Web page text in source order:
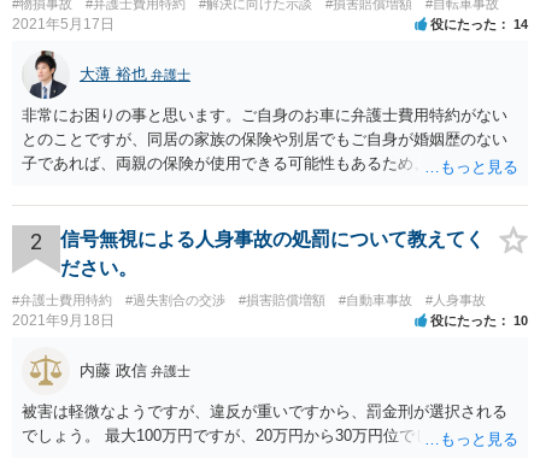
#物損事故 #弁護士費用特約 #解決に向けた示談 #損害賠償増額 #自転車事故
2021年5月17日 役にたった 14
大薄 裕也 弁護士
非常にお困りの事と思います。ご自身のお車に弁護士費用特約がない
とのことですが、同居の家族の保険や別居でもご自身が婚姻歴のない
子であれば、両親の保険が使用できる可能性もあるため、まだ確認し
特約がない場合の対応についてですが、まずは民事調停という手続き
を利用することも手かと思います。訴訟の手続きよりも話し合いを重
視したものであり、書類を作る作業も頻繁には要求されないため、ご
質問者様の状況を踏まえるとおすすめできる手続きかと考えます。具
体的な利用方法に関しては、管轄の裁判所に問い合わせいただければ
教えてもらえると思います（https://www.courts.go.jp/fukuoka/saiban/
madoguti_kani/index.html）。 以上、ご参考いただけますと幸いです。
2
信号無視による人身事故の処罰について教えてく
ださい。
#弁護士費用特約 #過失割合の交渉 #損害賠償増額 #自動車事故 #人身事故
2021年9月18日 役にたった 10
内藤 政信 弁護士
被害は軽微なようですが、違反が重いですから、罰金刑が選択される
でしょう。 最大100万円ですが、20万円から30万円位でしょうか。